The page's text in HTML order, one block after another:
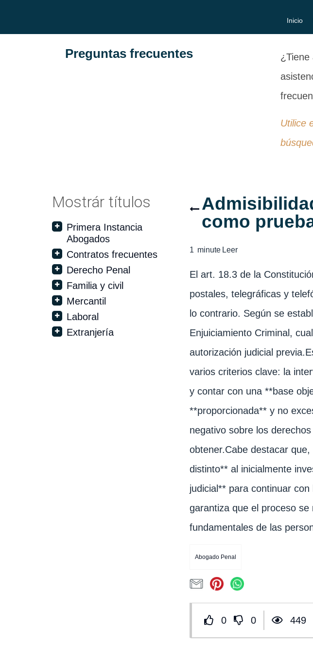
Inicio
Preguntas frecuentes
¿Tiene
Utilice
Mostrár títulos
Primera Instancia
Abogados
Contratos frecuentes
Derecho Penal
Familia y civil
Mercantil
Laboral
Extranjería
como
1 minute Leer
El art. 18.3 de la
postales, telegráficas y
lo contrario. Según se
Enjuiciamiento Criminal,
autorización judicial
varios criterios clave: la
y contar con una **base
**proporcionada** y no
negativo sobre los
obtener.Cabe destacar
distinto** al inicialmente
judicial** para continuar
garantiza que el proceso
fundamentales de las
Abogado Penal
0 0 449